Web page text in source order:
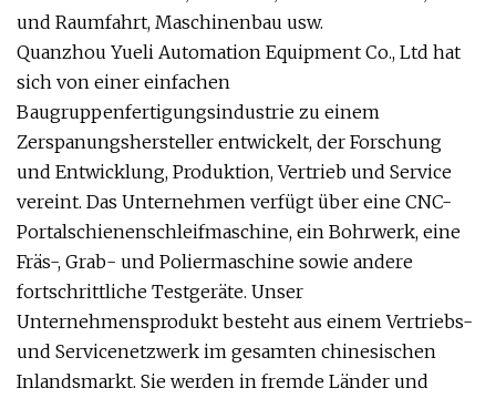
und Raumfahrt, Maschinenbau usw.
Quanzhou Yueli Automation Equipment Co., Ltd hat
sich von einer einfachen
Baugruppenfertigungsindustrie zu einem
Zerspanungshersteller entwickelt, der Forschung
und Entwicklung, Produktion, Vertrieb und Service
vereint. Das Unternehmen verfügt über eine CNC-
Portalschienenschleifmaschine, ein Bohrwerk, eine
Fräs-, Grab- und Poliermaschine sowie andere
fortschrittliche Testgeräte. Unser
Unternehmensprodukt besteht aus einem Vertriebs-
und Servicenetzwerk im gesamten chinesischen
Inlandsmarkt. Sie werden in fremde Länder und